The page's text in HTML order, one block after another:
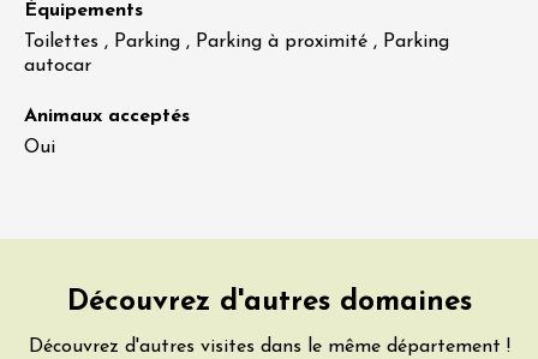
Équipements
Toilettes , Parking , Parking à proximité , Parking
autocar
Animaux acceptés
Oui
Découvrez d'autres domaines
Découvrez d'autres visites dans le même département !